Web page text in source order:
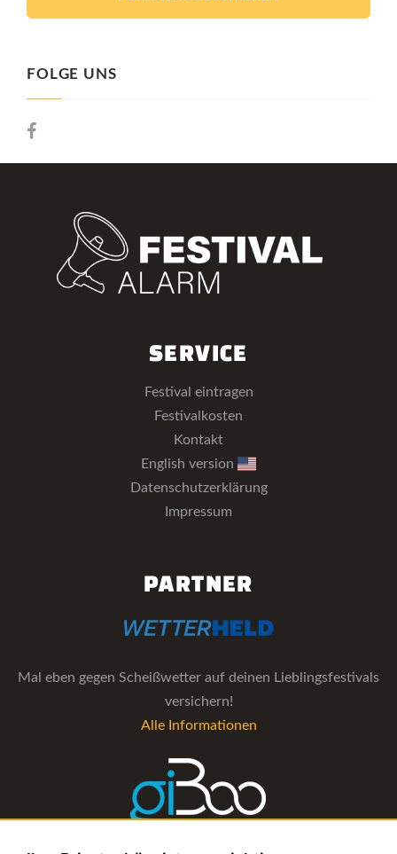
FOLGE UNS
SERVICE
Festival eintragen
Festivalkosten
Kontakt
English version
Datenschutzerklärung
Impressum
PARTNER
Mal eben gegen Scheißwetter auf deinen Lieblingsfestivals
versichern!
Alle Informationen